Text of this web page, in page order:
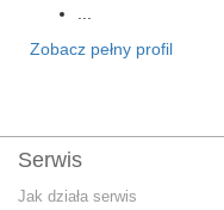
Zobacz pełny profil
Serwis
Jak działa serwis